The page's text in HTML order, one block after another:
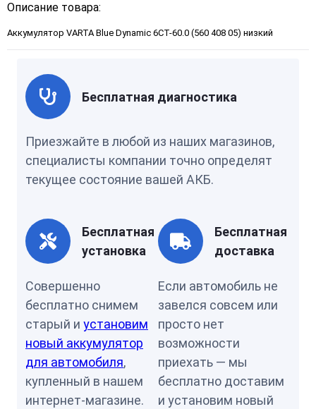
Описание товара:
Аккумулятор VARTA Blue Dynamic 6CT-60.0 (560 408 05) низкий
Бесплатная диагностика
Приезжайте в любой из наших магазинов,
специалисты компании точно определят
текущее состояние вашей АКБ.
Бесплатная
установка
Совершенно
бесплатно снимем
старый и установим
новый аккумулятор
для автомобиля,
купленный в нашем
интернет-магазине.
Бесплатная
доставка
Если автомобиль не
завелся совсем или
просто нет
возможности
приехать — мы
бесплатно доставим
и установим новый